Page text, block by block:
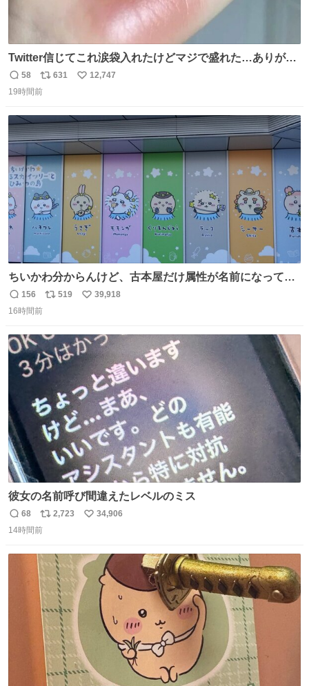
Twitter信じてこれ涙袋入れたけどマジで盛れた…ありがと
う…
返
信
58
リ
ポ
ト
数
631
い
数
12,747
19時間前
ちいかわ分からんけど、古本屋だけ属性が名前になってる
のはどういうこと？
返
信
156
リ
ト
数
519
い
数
39,918
16時間前
彼女の名前呼び間違えたレベルのミス
返
信
68
リ
ポ
ト
数
2,723
い
数
34,906
14時間前